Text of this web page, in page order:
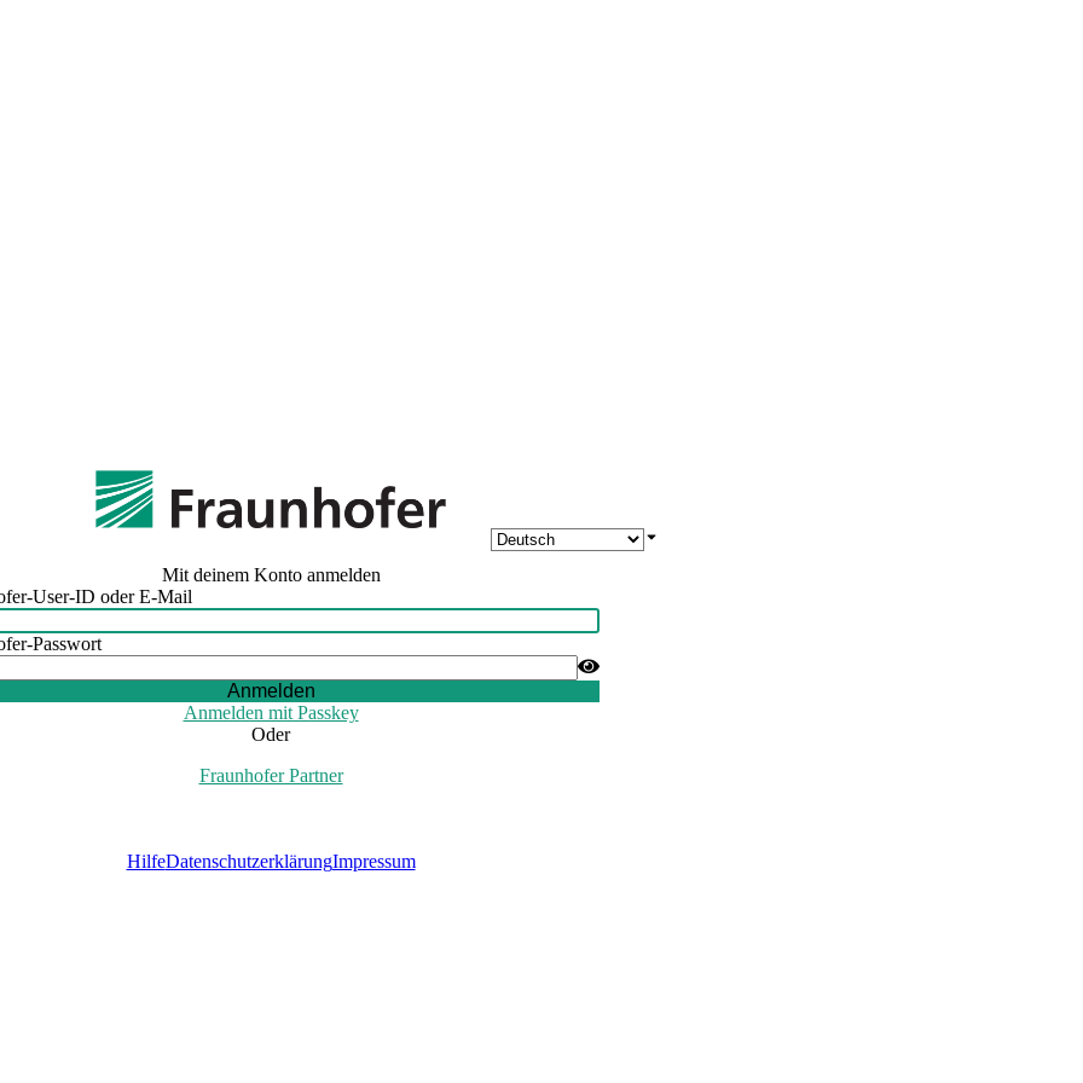
Mit deinem Konto anmelden
User-ID oder E-Mail
Passwort
Anmelden
Anmelden mit Passkey
Oder
Fraunhofer Partner
HilfeDatenschutzerklärungImpressum